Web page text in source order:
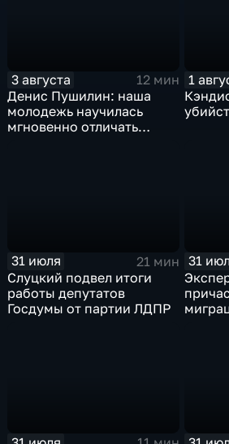
3 августа
12 мин
Денис Пушилин: наша
молодежь научилась
мгновенно отличать
1
31 июля
21 мин
Слуцкий подвел итоги
работы депутатов
Госдумы от партии ЛДПР
31